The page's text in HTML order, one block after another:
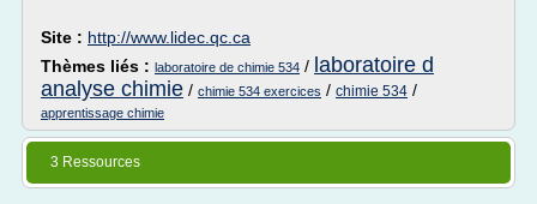
Site : http://www.lidec.qc.ca
Thèmes liés : laboratoire de chimie 534 / laboratoire d
analyse chimie / chimie 534 exercices / chimie 534 /
apprentissage chimie
3 Ressources